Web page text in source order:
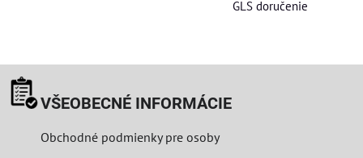
GLS doručenie
VŠEOBECNÉ INFORMÁCIE
Obchodné podmienky pre osoby